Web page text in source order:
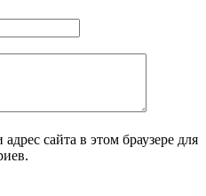
сайта в этом браузере для